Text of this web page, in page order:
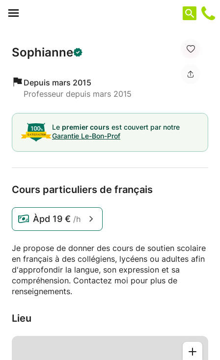
Sophianne
Depuis mars 2015
Professeur depuis mars 2015
Le premier cours est couvert par notre
Garantie Le-Bon-Prof
Cours particuliers de français
Àpd 19 € /h
Je propose de donner des cours de soutien scolaire
en français à des collégiens, lycéens ou adultes afin
d'approfondir la langue, son expression et sa
compréhension. Contactez moi pour plus de
renseignements.
Lieu